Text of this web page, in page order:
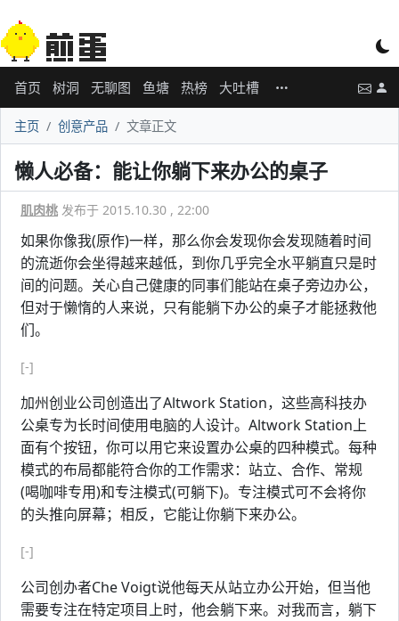
首页 树洞 无聊图 鱼塘 热榜 大吐槽
主页 创意产品 文章正文
懒人必备：能让你躺下来办公的桌子
肌肉桃 发布于 2015.10.30 , 22:00
如果你像我(原作)一样，那么你会发现你会发现随着时间
的流逝你会坐得越来越低，到你几乎完全水平躺直只是时
间的问题。关心自己健康的同事们能站在桌子旁边办公，
但对于懒惰的人来说，只有能躺下办公的桌子才能拯救他
们。
[-]
加州创业公司创造出了Altwork Station，这些高科技办
公桌专为长时间使用电脑的人设计。Altwork Station上
面有个按钮，你可以用它来设置办公桌的四种模式。每种
模式的布局都能符合你的工作需求：站立、合作、常规
(喝咖啡专用)和专注模式(可躺下)。专注模式可不会将你
的头推向屏幕；相反，它能让你躺下来办公。
[-]
公司创办者Che Voigt说他每天从站立办公开始，但当他
需要专注在特定项目上时，他会躺下来。对我而言，躺下